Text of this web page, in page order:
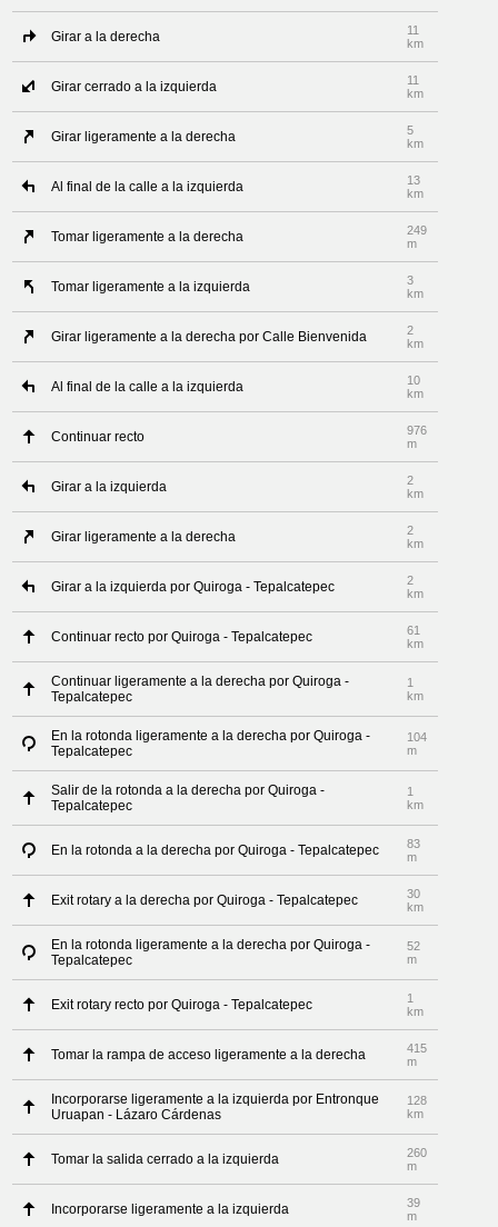
Girar a la derecha
11
km
Girar cerrado a la izquierda
11
km
Girar ligeramente a la derecha
5
km
Al final de la calle a la izquierda
13
km
Tomar ligeramente a la derecha
249
m
Tomar ligeramente a la izquierda
3
km
Girar ligeramente a la derecha por Calle Bienvenida
2
km
Al final de la calle a la izquierda
10
km
Continuar recto
976
m
Girar a la izquierda
2
km
Girar ligeramente a la derecha
2
km
Girar a la izquierda por Quiroga - Tepalcatepec
2
km
Continuar recto por Quiroga - Tepalcatepec
61
km
Continuar ligeramente a la derecha por Quiroga -
Tepalcatepec
1
km
En la rotonda ligeramente a la derecha por Quiroga -
Tepalcatepec
104
m
Salir de la rotonda a la derecha por Quiroga -
Tepalcatepec
1
km
En la rotonda a la derecha por Quiroga - Tepalcatepec
83
m
Exit rotary a la derecha por Quiroga - Tepalcatepec
30
km
En la rotonda ligeramente a la derecha por Quiroga -
Tepalcatepec
52
m
Exit rotary recto por Quiroga - Tepalcatepec
1
km
Tomar la rampa de acceso ligeramente a la derecha
415
m
Incorporarse ligeramente a la izquierda por Entronque
Uruapan - Lázaro Cárdenas
128
km
Tomar la salida cerrado a la izquierda
260
m
Incorporarse ligeramente a la izquierda
39
m